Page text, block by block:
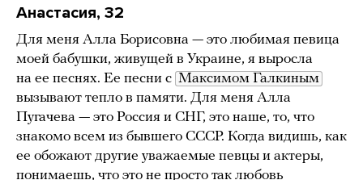
Анастасия, 32
Для меня Алла Борисовна — это любимая певица
моей бабушки, живущей в Украине, я выросла
на ее песнях. Ее песни с Максимом Галкиным
вызывают тепло в памяти. Для меня Алла
Пугачева — это Россия и СНГ, это наше, то, что
знакомо всем из бывшего СССР. Когда видишь, как
ее обожают другие уважаемые певцы и актеры,
понимаешь, что это не просто так любовь